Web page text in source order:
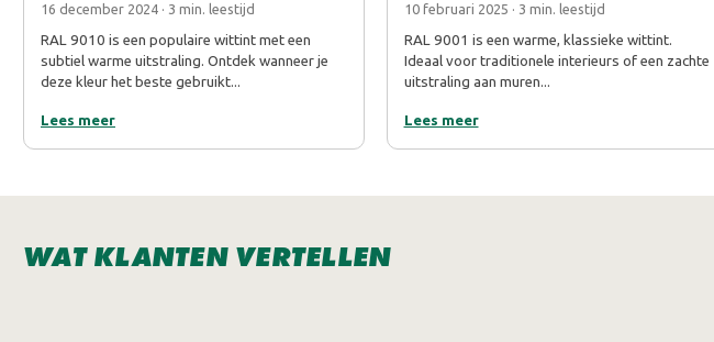
16 december 2024 · 3 min. leestijd
RAL 9010 is een populaire wittint met een
subtiel warme uitstraling. Ontdek wanneer je
deze kleur het beste gebruikt...
Lees meer
10 februari 2025 · 3 min. leestijd
RAL 9001 is een warme, klassieke wittint.
Ideaal voor traditionele interieurs of een zachte
uitstraling aan muren...
Lees meer
WAT KLANTEN VERTELLEN